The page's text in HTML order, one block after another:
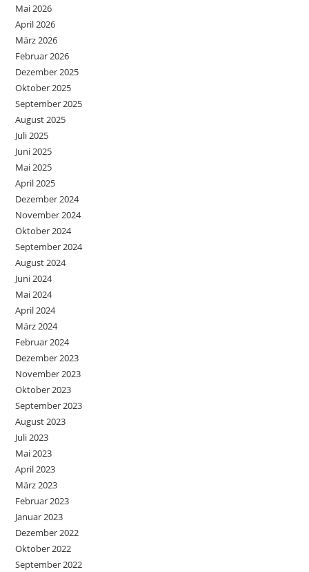
Mai 2026
April 2026
März 2026
Februar 2026
Dezember 2025
Oktober 2025
September 2025
August 2025
Juli 2025
Juni 2025
Mai 2025
April 2025
Dezember 2024
November 2024
Oktober 2024
September 2024
August 2024
Juni 2024
Mai 2024
April 2024
März 2024
Februar 2024
Dezember 2023
November 2023
Oktober 2023
September 2023
August 2023
Juli 2023
Mai 2023
April 2023
März 2023
Februar 2023
Januar 2023
Dezember 2022
Oktober 2022
September 2022